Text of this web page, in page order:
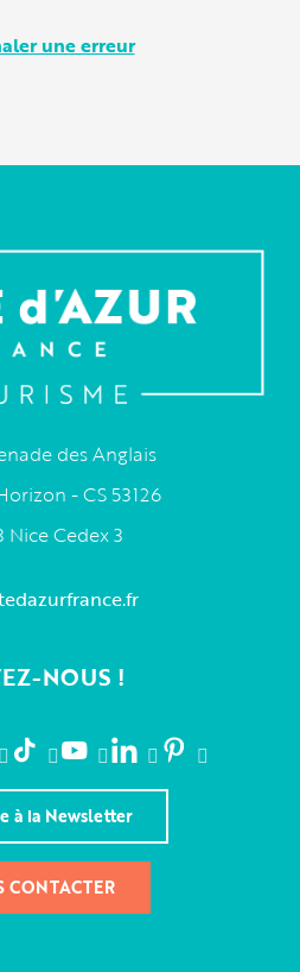
une erreur
des Anglais
- CS 53126
Nice Cedex 3
NOUS !
à la Newsletter
CONTACTER